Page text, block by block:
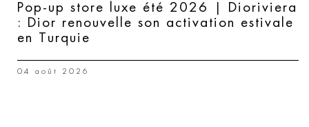
Pop-up store luxe été 2026 | Dioriviera
: Dior renouvelle son activation estivale
en Turquie
04 août 2026